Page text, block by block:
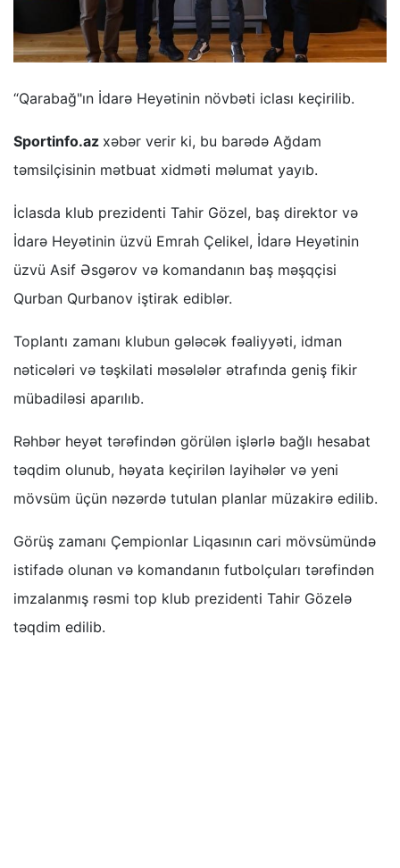
“Qarabağ"ın İdarə Heyətinin növbəti iclası keçirilib.
Sportinfo.az xəbər verir ki, bu barədə Ağdam
təmsilçisinin mətbuat xidməti məlumat yayıb.
İclasda klub prezidenti Tahir Gözel, baş direktor və
İdarə Heyətinin üzvü Emrah Çelikel, İdarə Heyətinin
üzvü Asif Əsgərov və komandanın baş məşqçisi
Qurban Qurbanov iştirak ediblər.
Toplantı zamanı klubun gələcək fəaliyyəti, idman
nəticələri və təşkilati məsələlər ətrafında geniş fikir
mübadiləsi aparılıb.
Rəhbər heyət tərəfindən görülən işlərlə bağlı hesabat
təqdim olunub, həyata keçirilən layihələr və yeni
mövsüm üçün nəzərdə tutulan planlar müzakirə edilib.
Görüş zamanı Çempionlar Liqasının cari mövsümündə
istifadə olunan və komandanın futbolçuları tərəfindən
imzalanmış rəsmi top klub prezidenti Tahir Gözelə
təqdim edilib.